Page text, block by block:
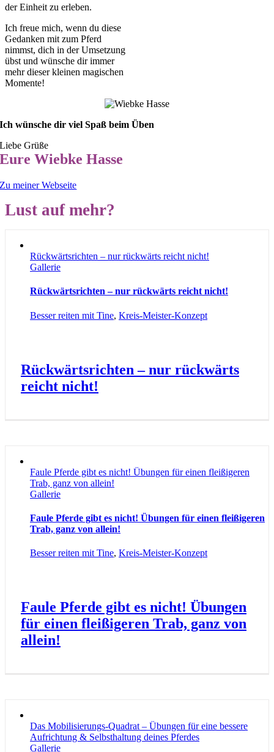
der Einheit zu erleben.
Ich freue mich, wenn du diese
Gedanken mit zum Pferd
nimmst, dich in der Umsetzung
übst und wünsche dir immer
mehr dieser kleinen magischen
Momente!
Ich wünsche dir viel Spaß beim Üben
Liebe Grüße
Eure Wiebke Hasse
Zu meiner Webseite
Lust auf mehr?
Rückwärtsrichten – nur rückwärts reicht nicht!
Gallerie
Rückwärtsrichten – nur rückwärts reicht nicht!
Besser reiten mit Tine, Kreis-Meister-Konzept
Rückwärtsrichten – nur rückwärts
reicht nicht!
Faule Pferde gibt es nicht! Übungen für einen fleißigeren
Trab, ganz von allein!
Gallerie
Faule Pferde gibt es nicht! Übungen für einen fleißigeren
Trab, ganz von allein!
Besser reiten mit Tine, Kreis-Meister-Konzept
Faule Pferde gibt es nicht! Übungen
für einen fleißigeren Trab, ganz von
allein!
Das Mobilisierungs-Quadrat – Übungen für eine bessere
Aufrichtung & Selbsthaltung deines Pferdes
Gallerie